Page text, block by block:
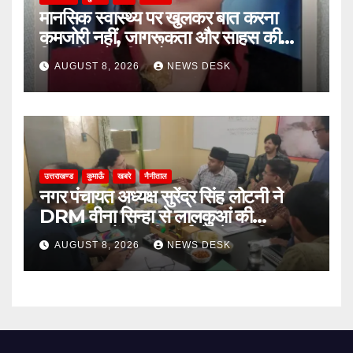
मानसिक स्वास्थ्य पर खुलकर बात करना
कमजोरी नहीं, जागरूकता और साहस की
निशानी: प्रो. नीता बोरा
AUGUST 8, 2026 NEWS DESK
उत्तराखण्ड कुमाऊँ खबरे नैनीताल
नगर पंचायत अध्यक्ष सुरेंद्र सिंह लोटनी ने
DRM वीना सिन्हा से लालकुआं की
जनसमस्याओं पर की वार्ता, रेलवे क्रॉसिंग पुल
और टेंपो स्टैंड का मुद्दा उठा
AUGUST 8, 2026 NEWS DESK